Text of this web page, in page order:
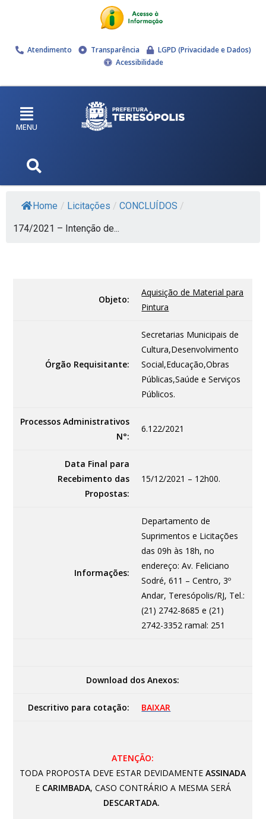
Atendimento Transparência
LGPD (Privacidade e Dados)
Acessibilidade
MENU
Home / Licitações / CONCLUÍDOS /
174/2021 – Intenção de...
Objeto:
Aquisição de Material para
Pintura
Órgão Requisitante:
Secretarias Municipais de
Cultura,Desenvolvimento
Social,Educação,Obras
Públicas,Saúde e Serviços
Públicos.
Processos Administrativos
N°:
6.122/2021
Data Final para
Recebimento das
Propostas:
15/12/2021 – 12h00.
Informações:
Departamento de
Suprimentos e Licitações
das 09h às 18h, no
endereço: Av. Feliciano
Sodré, 611 – Centro, 3º
Andar, Teresópolis/RJ, Tel.:
(21) 2742-8685 e (21)
2742-3352 ramal: 251
Download dos Anexos:
Descritivo para cotação: BAIXAR
ATENÇÃO:
TODA PROPOSTA DEVE ESTAR DEVIDAMENTEASSINADA
E CARIMBADA, CASO CONTRÁRIO A MESMA SERÁ
DESCARTADA.